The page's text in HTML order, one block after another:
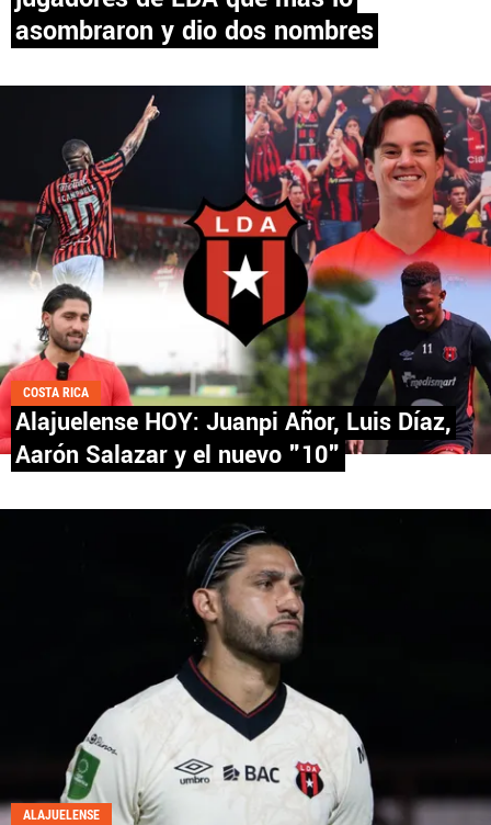
PANAMÁ
CONCACAF
FÚTBOL INTERNACIONAL
QUIENES SOMOS STAFF CONTACTO
Términos y Condiciones
Políticas de Privacidad
Política Editorial
Ad Choices
Fútbol Centroamérica, al igual que Futbol Sites, es
una compañía perteneciente a Better Collective.
Todos los derechos reservados.
asombraron y dio dos nombres
COSTA RICA
Alajuelense HOY: Juanpi Añor, Luis Díaz,
Aarón Salazar y el nuevo "10"
ALAJUELENSE